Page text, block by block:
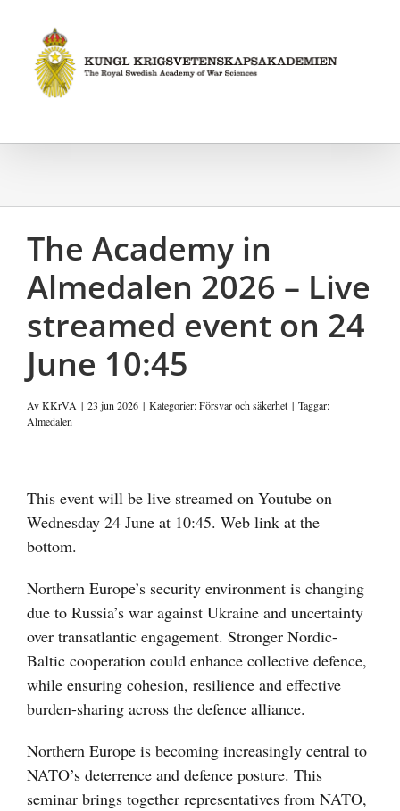
innehållet
The Academy in
Almedalen 2026 – Live
streamed event on 24
June 10:45
AvKKrVA | 23 jun 2026 | Kategorier:Försvar och säkerhet | Taggar:
Almedalen
större
bild
This event will be live streamed on Youtube on
Wednesday 24 June at 10:45. Web link at the
bottom.
Northern Europe’s security environment is changing
due to Russia’s war against Ukraine and uncertainty
over transatlantic engagement. Stronger Nordic-
Baltic cooperation could enhance collective defence,
while ensuring cohesion, resilience and effective
burden-sharing across the defence alliance.
Northern Europe is becoming increasingly central to
NATO’s deterrence and defence posture. This
seminar brings together representatives from NATO,